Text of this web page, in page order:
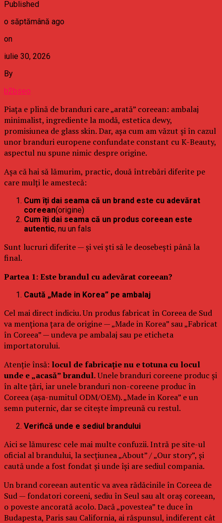
Published
o săptămână ago
on
iulie 30, 2026
By
b2bseo
Piața e plină de branduri care „arată” coreean: ambalaj
minimalist, ingrediente la modă, estetica dewy,
promisiunea de glass skin. Dar, așa cum am văzut și în cazul
unor branduri europene confundate constant cu K-Beauty,
aspectul nu spune nimic despre origine.
Așa că hai să lămurim, practic, două întrebări diferite pe
care mulți le amestecă:
Cum îți dai seama că un brand este cu adevărat
coreean(origine)
Cum îți dai seama că un produs coreean este
autentic, nu un fals
Sunt lucruri diferite — și vei ști să le deosebești până la
final.
Partea 1: Este brandul cu adevărat coreean?
Caută „Made in Korea” pe ambalaj
Cel mai direct indiciu. Un produs fabricat în Coreea de Sud
va menționa țara de origine — „Made in Korea” sau „Fabricat
în Coreea” — undeva pe ambalaj sau pe eticheta
importatorului.
Atenție însă: locul de fabricație nu e totuna cu locul
unde e „acasă” brandul.Unele branduri coreene produc și
în alte țări, iar unele branduri non-coreene produc în
Coreea (așa-numitul ODM/OEM). „Made in Korea” e un
semn puternic, dar se citește împreună cu restul.
Verifică unde e sediul brandului
Aici se lămuresc cele mai multe confuzii. Intră pe site-ul
oficial al brandului, la secțiunea „About” / „Our story”, și
caută unde a fost fondat și unde își are sediul compania.
Un brand coreean autentic va avea rădăcinile în Coreea de
Sud — fondatori coreeni, sediu în Seul sau alt oraș coreean,
o poveste ancorată acolo. Dacă „povestea” te duce în
Budapesta, Paris sau California, ai răspunsul, indiferent cât